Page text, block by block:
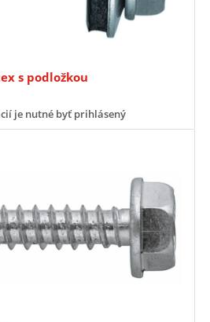
s podložkou
je nutné byť prihlásený